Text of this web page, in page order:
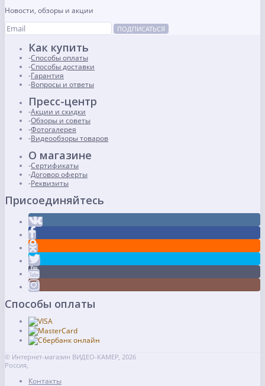
Новости, обзоры и акции
ПОДПИСАТЬСЯ
Как купить
Способы оплаты
Способы доставки
Гарантия
Вопросы и ответы
Пресс-центр
Акции и скидки
Обзоры и советы
Фотогалерея
Видеообзоры товаров
О магазине
Сертификаты
Договор оферты
Реквизиты
Присоединяйтесь
Способы оплаты
© Интернет-магазин ВИДЕО-КАМЕР, 2026
Россия,
Контакты